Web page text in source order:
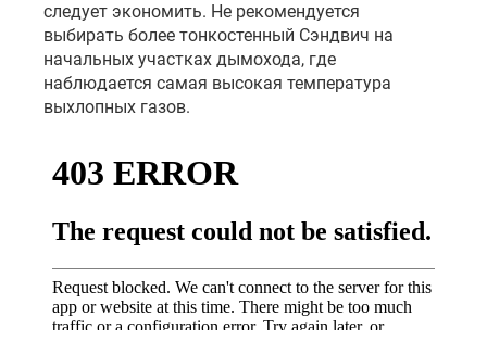
следует экономить. Не рекомендуется
выбирать более тонкостенный Сэндвич на
начальных участках дымохода, где
наблюдается самая высокая температура
выхлопных газов.